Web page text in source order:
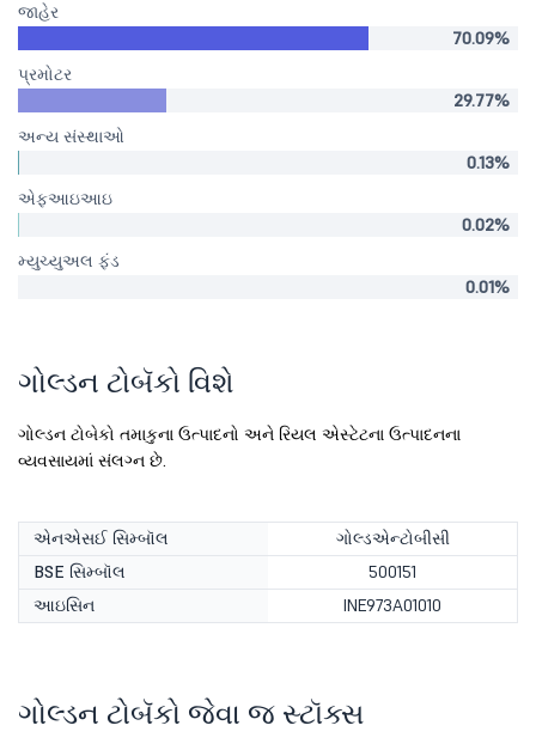
જાહેર
70.09%
પ્રમોટર
29.77%
અન્ય સંસ્થાઓ
0.13%
એફઆઇઆઇ
0.02%
મ્યુચ્યુઅલ ફંડ
0.01%
ગોલ્ડન ટોબૅકો વિશે
ગોલ્ડન ટોબેકો તમાકુના ઉત્પાદનો અને રિયલ એસ્ટેટના ઉત્પાદનના
વ્યવસાયમાં સંલગ્ન છે.
એનએસઈ સિમ્બૉલ
ગોલ્ડએન્ટોબીસી
BSE સિમ્બૉલ
500151
આઇસિન
INE973A01010
ગોલ્ડન ટોબૅકો જેવા જ સ્ટૉક્સ